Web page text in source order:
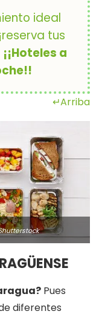
ideal
tus
¡¡Hoteles a
↵Arriba
Pues
diferentes